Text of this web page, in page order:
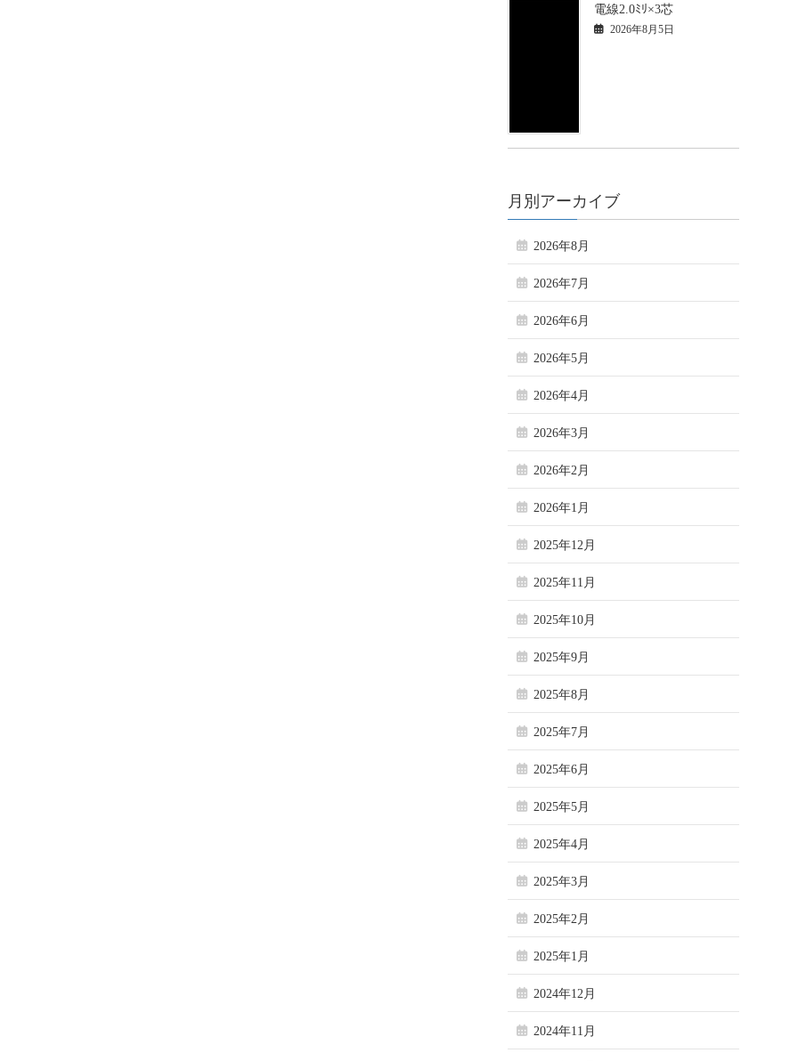
電線2.0ﾐﾘ×3芯
2026年8月5日
月別アーカイブ
2026年8月
2026年7月
2026年6月
2026年5月
2026年4月
2026年3月
2026年2月
2026年1月
2025年12月
2025年11月
2025年10月
2025年9月
2025年8月
2025年7月
2025年6月
2025年5月
2025年4月
2025年3月
2025年2月
2025年1月
2024年12月
2024年11月